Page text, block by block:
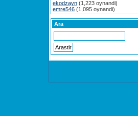
ekodzayn (1,223 oynandi)
emre546 (1,095 oynandi)
Ara